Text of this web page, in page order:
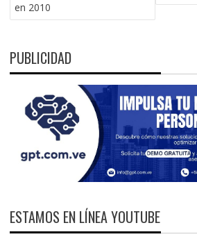
en 2010
PUBLICIDAD
ESTAMOS EN LÍNEA YOUTUBE